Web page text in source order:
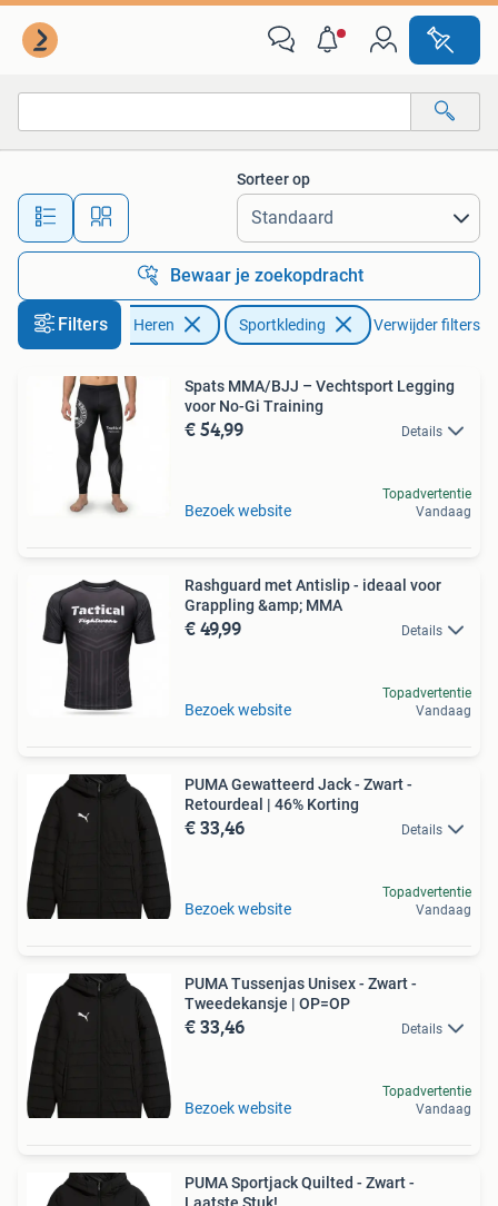
Alle afstanden…
Sorteer op
Bewaar je zoekopdracht
Filters
Kleding | Heren Sportkleding Verwijder filters
Spats MMA/BJJ – Vechtsport Legging
voor No-Gi Training
€ 54,99 Details
Bezoek website
Topadvertentie
Vandaag
Rashguard met Antislip - ideaal voor
Grappling &amp; MMA
€ 49,99 Details
Bezoek website
Topadvertentie
Vandaag
PUMA Gewatteerd Jack - Zwart -
Retourdeal | 46% Korting
€ 33,46 Details
Bezoek website
Topadvertentie
Vandaag
PUMA Tussenjas Unisex - Zwart -
Tweedekansje | OP=OP
€ 33,46 Details
Bezoek website
Topadvertentie
Vandaag
PUMA Sportjack Quilted - Zwart -